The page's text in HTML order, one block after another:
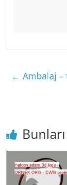
← Ambalaj